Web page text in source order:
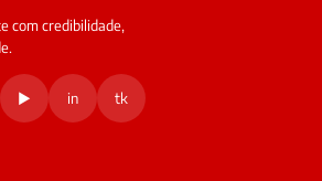
com credibilidade,
▶ in tk